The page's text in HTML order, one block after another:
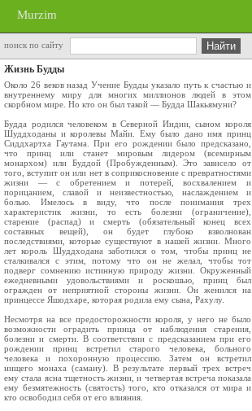
Murzim
поиск по сайту
Жизнь Будды
Около 26 веков назад Учение Будды указало путь к счастью и
внутреннему миру для многих миллионов людей в этом
скорбном мире. Но кто он был такой — Будда Шакьямуни?
Будда родился человеком в Северной Индии, сыном короля
Шуддходаны и королевы Майи. Ему было дано имя принц
Сиддхартха Гаутама. При его рождении было предсказано,
что принц или станет мировым лидером (всемирным
монархом) или Буддой (Пробужденным). Это зависело от
того, вступит он или нет в соприкосновение с превратностями
жизни — с обретением и потерей, восхвалением и
порицанием, славой и неизвестностью, наслаждением и
болью. Имелось в виду, что после понимания трех
характеристик жизни, то есть болезни (ограничение),
старение (распад) и смерть (обязательный конец всех
составных вещей), он будет глубоко взволнован
последствиями, которые существуют в нашей жизни. Много
лет король Шуддходана заботился о том, чтобы принц не
сталкивался с этим, потому что он не желал, чтобы тот
подверг сомнению истинную природу жизни. Окруженный
ежедневными удовольствиями и роскошью, принц был
огражден от неприятной стороны жизни. Он женился на
принцессе Яшодхаре, которая родила ему сына, Рахулу.
Несмотря на все предосторожности короля, у него не было
возможности оградить принца от наблюдения старения,
болезни и смерти. В соответствии с предсказанием при его
рождении принц встретил старого человека, больного
человека и похоронную процессию. Затем он встретил
нищего монаха (саману). В результате первый трех встреч
ему стала ясна тщетность жизни, и четвертая встреча показала
ему безмятежность (святость) того, кто отказался от мира и
кто освободил себя от его влияния.